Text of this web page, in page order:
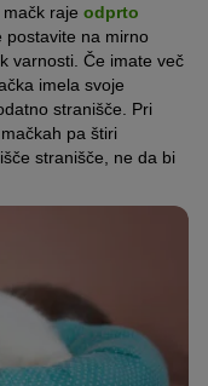
raje odprto
postavite na mirno
varnosti. Če imate več
imela svoje
stranišče. Pri
pa štiri
stranišče, ne da bi